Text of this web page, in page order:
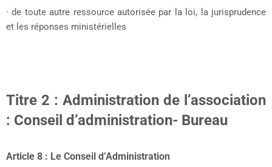
· de toute autre ressource autorisée par la loi, la jurisprudence
et les réponses ministérielles
Titre 2 : Administration de l’association
: Conseil d’administration- Bureau
Article 8 : Le Conseil d’Administration